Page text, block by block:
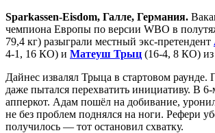
Sparkassen-Eisdom, Галле, Германия.
чемпиона Европы по версии WBO в
79,4 кг) разыграли местный экс-претендент
4-1, 16 КО) и Матеуш Трыц (16-4, 8 КО)
Дайнес извалял Трыца в стартовом
даже пытался перехватить инициативу. В 6-
апперкот. Адам пошёл на добивание,
не без проблем поднялся на ноги. Рефери
получилось — тот остановил схватку.